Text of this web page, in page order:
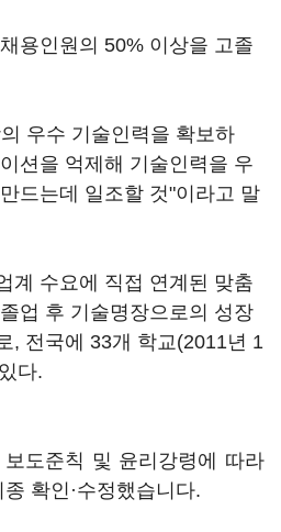
용인원의 50% 이상을 고졸
우수 기술인력을 확보하
션을 억제해 기술인력을 우
드는데 일조할 것"이라고 말
계 수요에 직접 연계된 맞춤
업 후 기술명장으로의 성장
, 전국에 33개 학교(2011년 1
다.
도준칙 및 윤리강령에 따라
확인·수정했습니다.